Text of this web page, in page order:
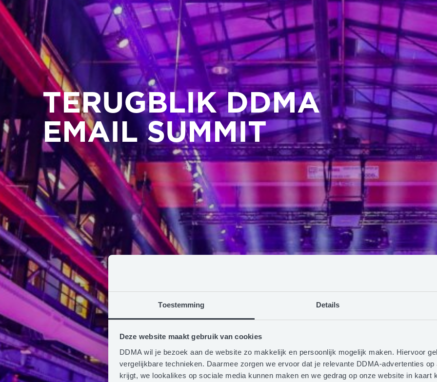
Toestemming Details
Deze website maakt gebruik van cookies
DDMA wil je bezoek aan de website zo makkelijk en persoonlijk mogelijk maken. Hiervoor
vergelijkbare technieken. Daarmee zorgen we ervoor dat je relevante DDMA-advertenties
krijgt, we lookalikes op sociale media kunnen maken en we gedrag op onze website in kaart
TERUGBLIK DDMA
EMAIL SUMMIT